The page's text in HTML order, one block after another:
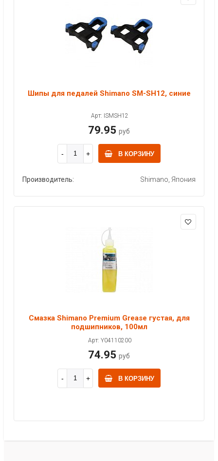
Шипы для педалей Shimano SM-SH12, синие
Арт: ISMSH12
79.95 руб
В КОРЗИНУ
Производитель: Shimano, Япония
Смазка Shimano Premium Grease густая, для
подшипников, 100мл
Арт: Y04110200
74.95 руб
В КОРЗИНУ